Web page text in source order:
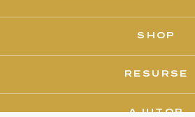
SHOP
RESURSE
AJUTOR